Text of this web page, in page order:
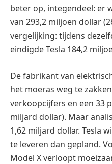
beter op, integendeel: er
van 293,2 miljoen dollar
vergelijking: tijdens
eindigde Tesla 184,2
De fabrikant van
het moeras weg te
verkoopcijfers en een 33
miljard dollar). Maar
1,62 miljard dollar. Tesla
te leveren dan gepland.
Model X verloopt